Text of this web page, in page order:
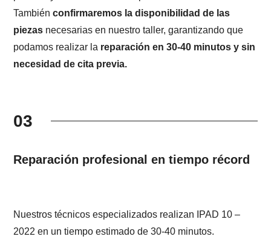
Tambiénconfirmaremos la disponibilidad de las
piezas necesarias en nuestro taller, garantizando que
podamos realizar la reparación en 30-40 minutos y sin
necesidad de cita previa.
03
Reparación profesional en tiempo récord
Nuestros técnicos especializados realizan IPAD 10 –
2022 en un tiempo estimado de 30-40 minutos.